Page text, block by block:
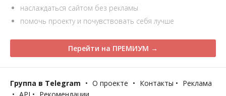
наслаждаться сайтом без рекламы
помочь проекту и почувствовать себя лучше
Перейти на ПРЕМИУМ →
Группа в Telegram • О проекте • Контакты • Реклама